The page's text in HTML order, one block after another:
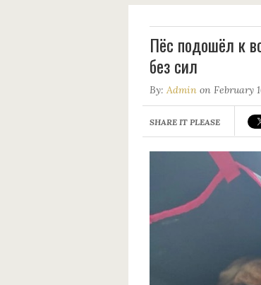
Пёс подошёл к
без сил
By: Admin on February
SHARE IT PLEASE